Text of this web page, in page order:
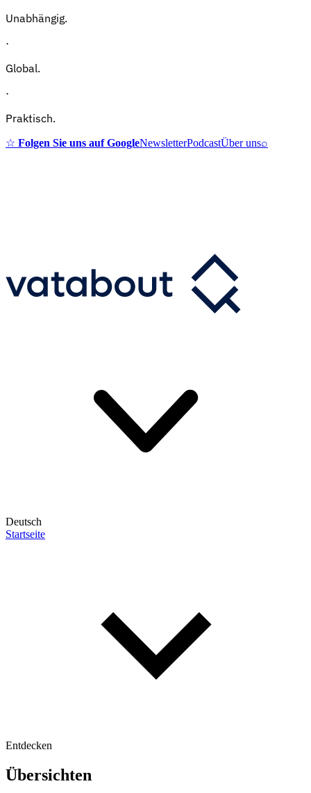
Unabhängig.
·
Global.
·
Praktisch.
☆ Folgen Sie uns auf GoogleNewsletterPodcastÜber uns⌕
Deutsch
Startseite
Entdecken
Übersichten